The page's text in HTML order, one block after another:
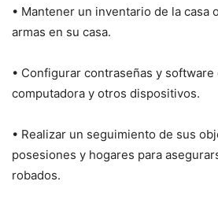
• Mantener un inventario de la casa
armas en su casa.
• Configurar contraseñas y
computadora y otros dispositivos.
• Realizar un seguimiento de sus
posesiones y hogares para
robados.